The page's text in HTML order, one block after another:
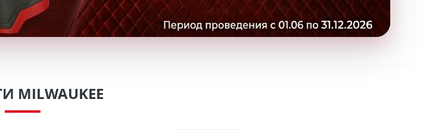
MILWAUKEE